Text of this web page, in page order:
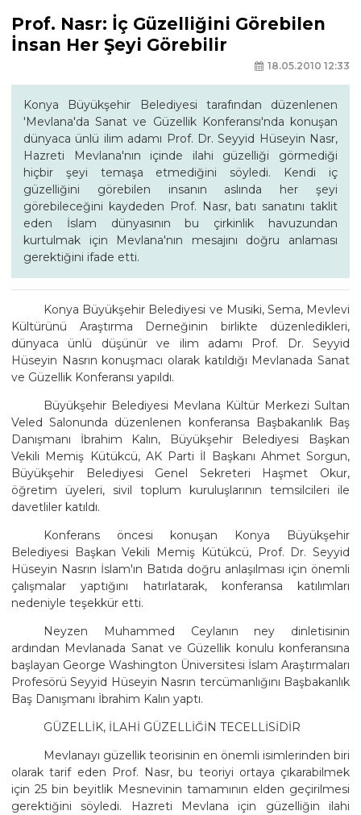
Prof. Nasr: İç Güzelliğini Görebilen
İnsan Her Şeyi Görebilir
18.05.2010 12:33
Konya Büyükşehir Belediyesi tarafından düzenlenen
'Mevlana'da Sanat ve Güzellik Konferansı'nda konuşan
dünyaca ünlü ilim adamı Prof. Dr. Seyyid Hüseyin Nasr,
Hazreti Mevlana'nın içinde ilahi güzelliği görmediği
hiçbir şeyi temaşa etmediğini söyledi. Kendi iç
güzelliğini görebilen insanın aslında her şeyi
görebileceğini kaydeden Prof. Nasr, batı sanatını taklit
eden İslam dünyasının bu çirkinlik havuzundan
kurtulmak için Mevlana'nın mesajını doğru anlaması
gerektiğini ifade etti.
Konya Büyükşehir Belediyesi ve Musiki, Sema, Mevlevi
Kültürünü Araştırma Derneğinin birlikte düzenledikleri,
dünyaca ünlü düşünür ve ilim adamı Prof. Dr. Seyyid
Hüseyin Nasrın konuşmacı olarak katıldığı Mevlanada Sanat
ve Güzellik Konferansı yapıldı.
Büyükşehir Belediyesi Mevlana Kültür Merkezi Sultan
Veled Salonunda düzenlenen konferansa Başbakanlık Baş
Danışmanı İbrahim Kalın, Büyükşehir Belediyesi Başkan
Vekili Memiş Kütükcü, AK Parti İl Başkanı Ahmet Sorgun,
Büyükşehir Belediyesi Genel Sekreteri Haşmet Okur,
öğretim üyeleri, sivil toplum kuruluşlarının temsilcileri ile
davetliler katıldı.
Konferans öncesi konuşan Konya Büyükşehir
Belediyesi Başkan Vekili Memiş Kütükcü, Prof. Dr. Seyyid
Hüseyin Nasrın İslam'ın Batıda doğru anlaşılması için önemli
çalışmalar yaptığını hatırlatarak, konferansa katılımları
nedeniyle teşekkür etti.
Neyzen Muhammed Ceylanın ney dinletisinin
ardından Mevlanada Sanat ve Güzellik konulu konferansına
başlayan George Washington Üniversitesi İslam Araştırmaları
Profesörü Seyyid Hüseyin Nasrın tercümanlığını Başbakanlık
Baş Danışmanı İbrahim Kalın yaptı.
GÜZELLİK, İLAHİ GÜZELLİĞİN TECELLİSİDİR
Mevlanayı güzellik teorisinin en önemli isimlerinden biri
olarak tarif eden Prof. Nasr, bu teoriyi ortaya çıkarabilmek
için 25 bin beyitlik Mesnevinin tamamının elden geçirilmesi
gerektiğini söyledi. Hazreti Mevlana için güzelliğin ilahi